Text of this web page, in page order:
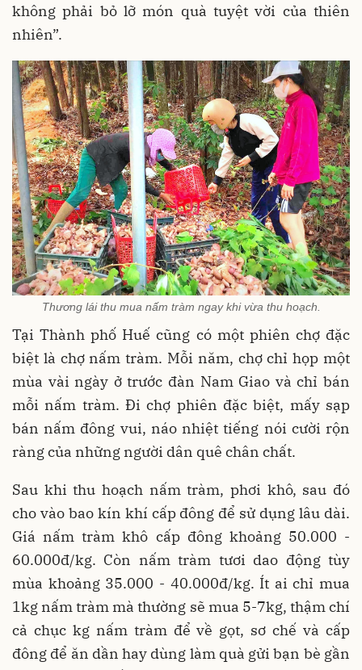
không phải bỏ lỡ món quà tuyệt vời của thiên
nhiên”.
Thương lái thu mua nấm tràm ngay khi vừa thu hoạch.
Tại Thành phố Huế cũng có một phiên chợ đặc
biệt là chợ nấm tràm. Mỗi năm, chợ chỉ họp một
mùa vài ngày ở trước đàn Nam Giao và chỉ bán
mỗi nấm tràm. Đi chợ phiên đặc biệt, mấy sạp
bán nấm đông vui, náo nhiệt tiếng nói cười rộn
ràng của những người dân quê chân chất.
Sau khi thu hoạch nấm tràm, phơi khô, sau đó
cho vào bao kín khí cấp đông để sử dụng lâu dài.
Giá nấm tràm khô cấp đông khoảng 50.000 -
60.000đ/kg. Còn nấm tràm tươi dao động tùy
mùa khoảng 35.000 - 40.000đ/kg. Ít ai chỉ mua
1kg nấm tràm mà thường sẽ mua 5-7kg, thậm chí
cả chục kg nấm tràm để về gọt, sơ chế và cấp
đông để ăn dần hay dùng làm quà gửi bạn bè gần